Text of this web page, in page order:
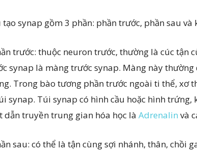
tạo synap gồm 3 phần: phần trước, phần sau và
trước: thuộc neuron trước, thường là cúc tận
synap là màng trước synap. Màng này
Trong bào tương phần trước ngoài ti thể, xơ
synap. Túi synap có hình cầu hoặc hình trứng,
dẫn truyền trung gian hóa học là Adrenalin và
sau: có thể là tận cùng sợi nhánh, thân, chồi